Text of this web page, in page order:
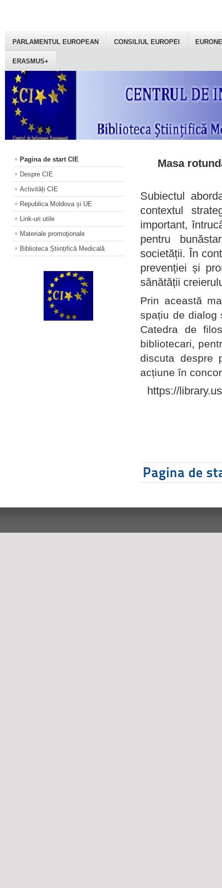
PARLAMENTUL EUROPEAN CONSILIUL EUROPEI
ERASMUS+
Pagina de start CIE
Despre CIE
Activități CIE
Republica Moldova și UE
Link-uri utile
Materiale promoţionale
Biblioteca Științifică Medicală
Masa
Subiectul
contextul
important,
pentru
societății. În
prevenției și
sănătății
Prin această
spațiu de dialog
Catedra de
bibliotecari,
discuta despre
acțiune în
https://
Pagina de